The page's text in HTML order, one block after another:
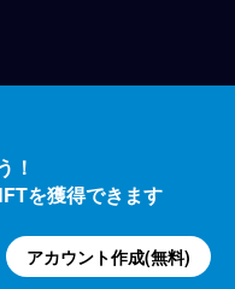
！
を獲得できます
アカウント作成(無料)